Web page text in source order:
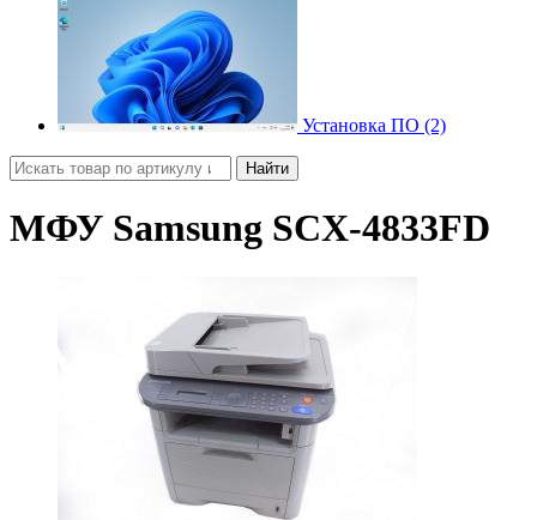
Установка ПО (2)
Найти
МФУ Samsung SCX-4833FD